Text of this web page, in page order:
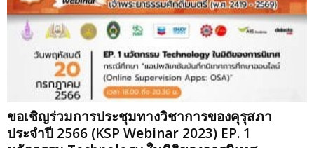
ขอเชิญร่วมการประชุมทางวิชาการของคุรุสภา
ประจำปี 2566 (KSP Webinar 2023) EP. 1